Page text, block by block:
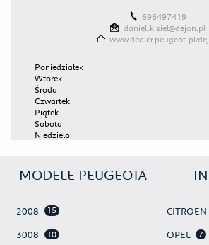
696497419
daniel.kisiel@dejon.pl
www.dealer.peugeot.pl/
Poniedziałek
Wtorek
Środa
Czwartek
Piątek
Sobota
Niedziela
MODELE PEUGEOTA
2008 15
3008 10
CITROËN
OPEL 7